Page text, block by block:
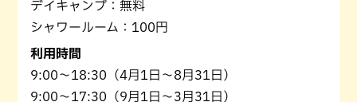
デイキャンプ：無料
シャワールーム：100円
利用時間
9:00～18:30（4月1日～8月31日）
9:00～17:30（9月1日～3月31日）